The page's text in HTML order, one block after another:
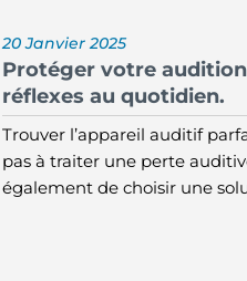
20 Janvier 2025
Protéger votre
réflexes au quotidien.
Trouver l’appareil auditif
pas à traiter une perte
également de choisir une